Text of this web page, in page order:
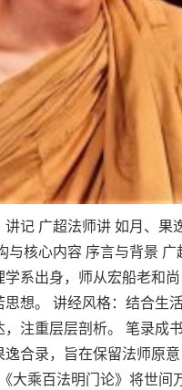
讲记 广超法师讲 如月、果
与核心内容 序言与背景 广
系出身，师从宏船老和
想。 讲经风格：结合生
注重层层剖析。 笔录成
合录，旨在保留法师原
大乘百法明门论》将世间